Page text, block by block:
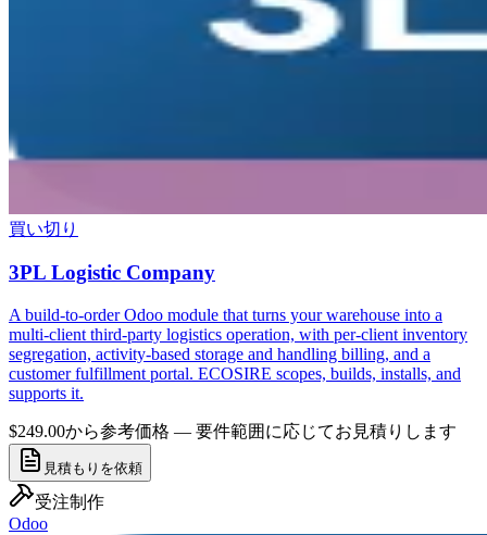
買い切り
3PL Logistic Company
A build-to-order Odoo module that turns your warehouse into a
multi-client third-party logistics operation, with per-client inventory
segregation, activity-based storage and handling billing, and a
customer fulfillment portal. ECOSIRE scopes, builds, installs, and
supports it.
$249.00から参考価格 — 要件範囲に応じてお見積りします
見積もりを依頼
受注制作
Odoo